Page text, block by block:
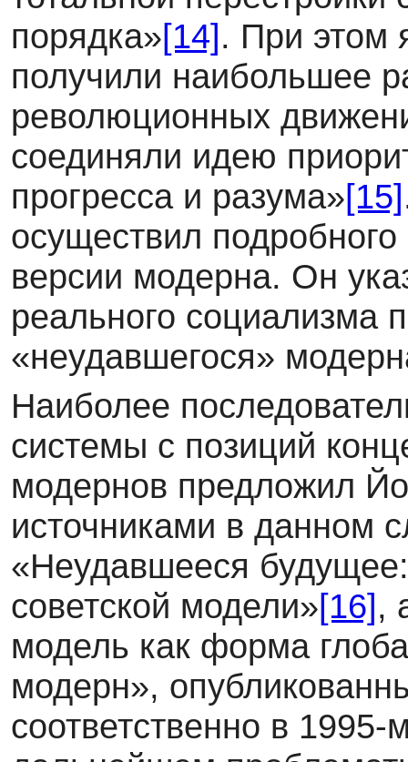
порядка»[14]. При этом
получили наибольшее
революционных
соединяли идею
прогресса и разума»[15]
осуществил
версии модерна. Он
реального социализма
«неудавшегося»
Наиболее
системы с позиций
модернов предложил
источниками в данном
«Неудавшееся
советской модели»[16],
модель как форма
модерн»,
соответственно в 1995-